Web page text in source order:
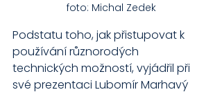
foto: Michal Zedek
Podstatu toho, jak přistupovat k
používání různorodých
technických možností, vyjádřil při
své prezentaci Lubomír Marhavý